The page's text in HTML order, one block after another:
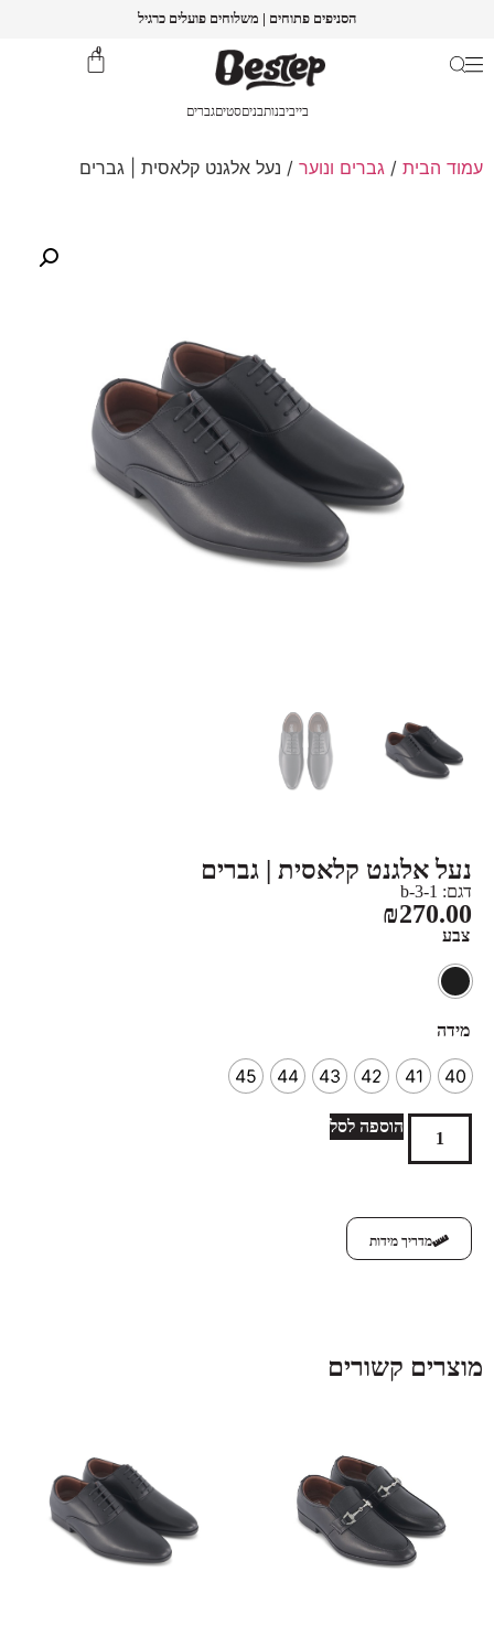
הסניפים פתוחים | משלוחים פועלים כרגיל
0
בייביבנותבניםסטיםגברים
עמוד הבית / גברים ונוער / נעל אלגנט קלאסית | גברים
נעל אלגנט קלאסית | גברים
דגם: b-3-1
₪270.00
צבע
מידה
40
41
42
43
44
45
הוספה לסל
מדריך מידות
מוצרים קשורים